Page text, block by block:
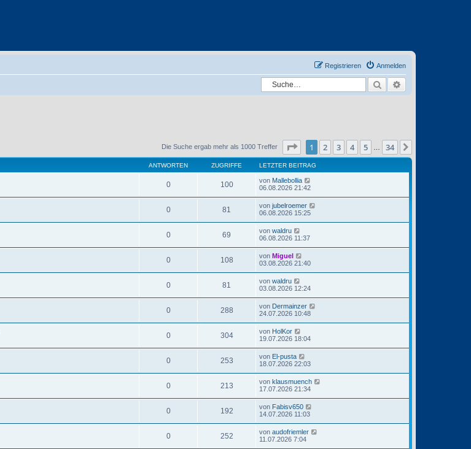
Anmelden
Registrieren
Suche
Die Suche ergab mehr als 1000 Treffer Seite von34
1 2 3 4 5 34
ANTWORTEN ZUGRIFFE LETZTER BEITRAG
0 100 von Mallebollia
06.08.2026 21:42
0 81 von jubelroemer
06.08.2026 15:25
0 69 von waldru
06.08.2026 11:37
0 108 von Miguel
03.08.2026 21:40
0 81 von waldru
03.08.2026 12:24
0 288 von Dermainzer
24.07.2026 10:48
0 304 von HolKor
19.07.2026 18:04
0 253 von El-pusta
18.07.2026 22:03
0 213 von klausmuench
17.07.2026 21:34
0 192 von Fabisv650
14.07.2026 11:03
0 252 von audofriemler
11.07.2026 7:04